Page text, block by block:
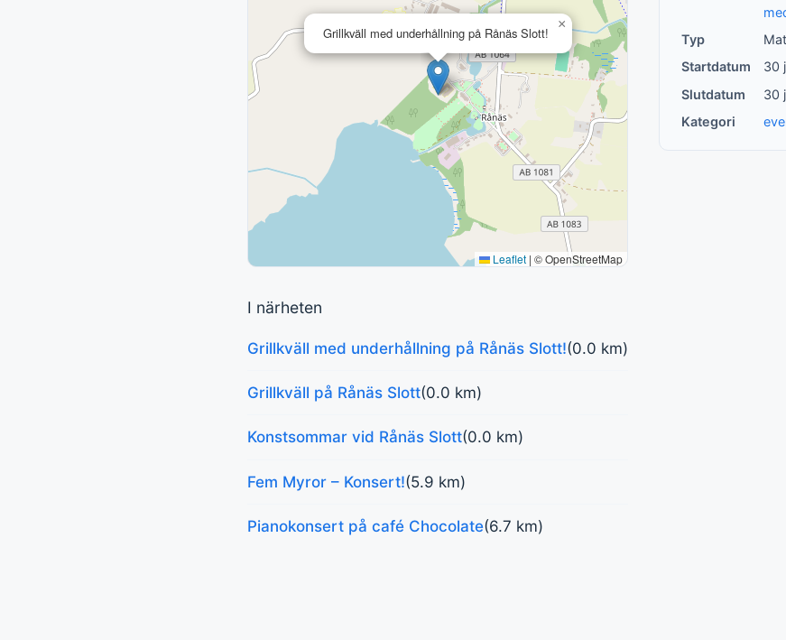
Grillkväll med underhållning på Rånäs Slott!
×
Leaflet | © OpenStreetMap
I närheten
Grillkväll med underhållning på Rånäs Slott!(0.0 km)
Grillkväll på Rånäs Slott(0.0 km)
Konstsommar vid Rånäs Slott(0.0 km)
Fem Myror – Konsert!(5.9 km)
Pianokonsert på café Chocolate(6.7 km)
Typ
Startdatum
30
Slutdatum
30
Kategori